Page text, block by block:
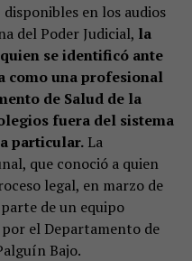
en los audios
del Poder Judicial, la
se identificó ante
como una profesional
de Salud de la
fuera del sistema
particular.La
que conoció a quien
legal, en marzo de
de un equipo
el Departamento de
Bajo.